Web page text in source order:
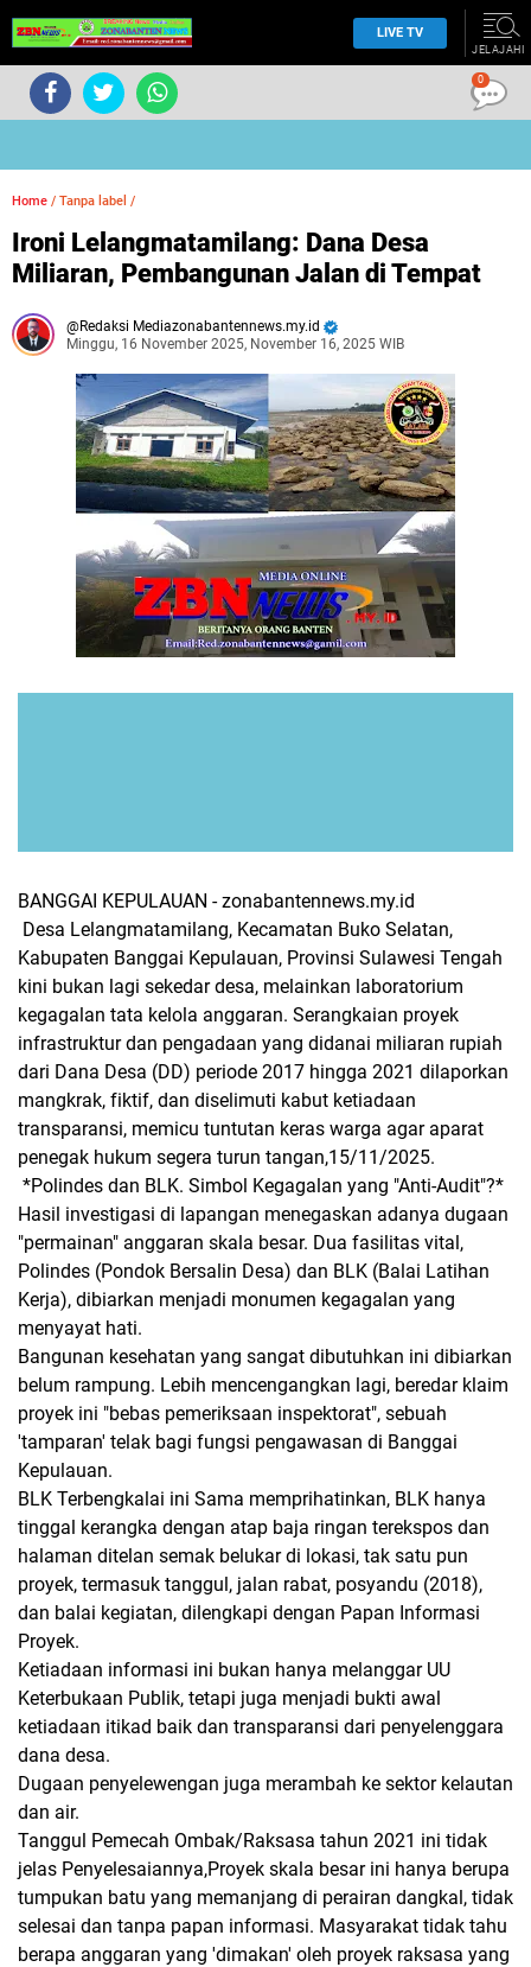
LIVE TV
JELAJAHI
Home / Tanpa label /
Ironi Lelangmatamilang: Dana Desa
Miliaran, Pembangunan Jalan di Tempat
Redaksi Mediazonabantennews.my.id
Minggu, 16 November 2025, November 16, 2025 WIB
​BANGGAI KEPULAUAN - zonabantennews.my.id
Desa Lelangmatamilang, Kecamatan Buko Selatan,
Kabupaten Banggai Kepulauan, Provinsi Sulawesi Tengah
kini bukan lagi sekedar desa, melainkan laboratorium
kegagalan tata kelola anggaran. Serangkaian proyek
infrastruktur dan pengadaan yang didanai miliaran rupiah
dari Dana Desa (DD) periode 2017 hingga 2021 dilaporkan
mangkrak, fiktif, dan diselimuti kabut ketiadaan
transparansi, memicu tuntutan keras warga agar aparat
penegak hukum segera turun tangan,15/11/2025.
*​Polindes dan BLK. Simbol Kegagalan yang "Anti-Audit"?*
​Hasil investigasi di lapangan menegaskan adanya dugaan
"permainan" anggaran skala besar. Dua fasilitas vital,
Polindes (Pondok Bersalin Desa) dan BLK (Balai Latihan
Kerja), dibiarkan menjadi monumen kegagalan yang
menyayat hati.
​Bangunan kesehatan yang sangat dibutuhkan ini dibiarkan
belum rampung. Lebih mencengangkan lagi, beredar klaim
proyek ini "bebas pemeriksaan inspektorat", sebuah
'tamparan' telak bagi fungsi pengawasan di Banggai
Kepulauan.
​BLK Terbengkalai ini Sama memprihatinkan, BLK hanya
tinggal kerangka dengan atap baja ringan terekspos dan
halaman ditelan semak belukar di lokasi, tak satu pun
proyek, termasuk tanggul, jalan rabat, posyandu (2018),
dan balai kegiatan, dilengkapi dengan Papan Informasi
Proyek.
Ketiadaan informasi ini bukan hanya melanggar UU
Keterbukaan Publik, tetapi juga menjadi bukti awal
ketiadaan itikad baik dan transparansi dari penyelenggara
dana desa.
​Dugaan penyelewengan juga merambah ke sektor kelautan
dan air.
​Tanggul Pemecah Ombak/Raksasa tahun 2021 ini tidak
jelas Penyelesaiannya,Proyek skala besar ini hanya berupa
tumpukan batu yang memanjang di perairan dangkal, tidak
selesai dan tanpa papan informasi. Masyarakat tidak tahu
berapa anggaran yang 'dimakan' oleh proyek raksasa yang
0